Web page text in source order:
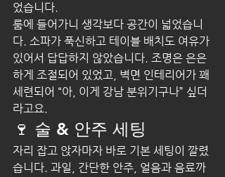
었습니다.
룸에 들어가니 생각보다 공간이 넓었습니
다. 소파가 푹신하고 테이블 배치도 여유가
있어서 답답하지 않았습니다. 조명은 은은
하게 조절되어 있었고, 벽면 인테리어가 꽤
세련되어 “아, 이게 강남 분위기구나” 싶더
라고요.
🍷 술 & 안주 세팅
자리 잡고 앉자마자 바로 기본 세팅이 깔렸
습니다. 과일, 간단한 안주, 얼음과 음료까